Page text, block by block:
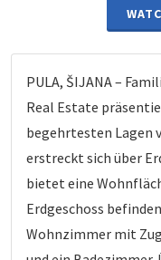
PULA, ŠIJANA –
Real Estate
begehrtesten Lagen
erstreckt sich über
bietet eine
Erdgeschoss
Wohnzimmer mit